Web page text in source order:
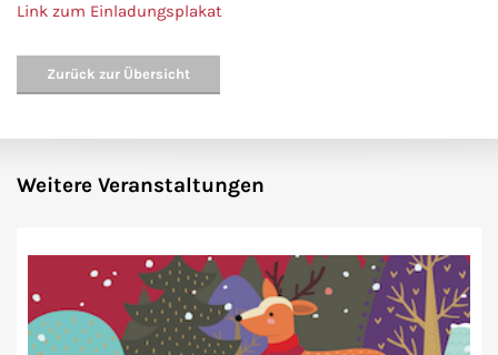
Link zum Einladungsplakat
Zurück zur Übersicht
Weitere Veranstaltungen